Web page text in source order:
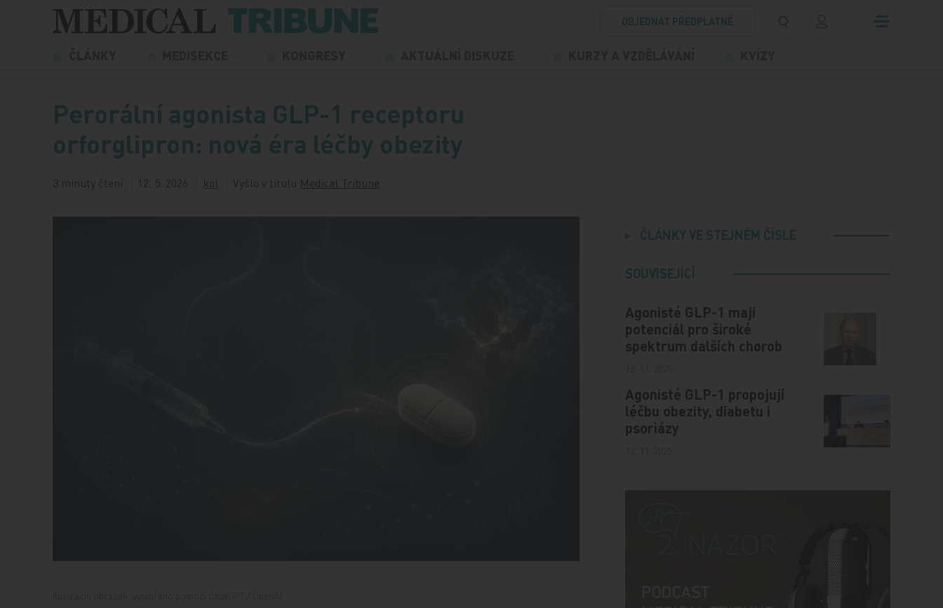
Přeskočit na obsah
OBJEDNAT PŘEDPLATNÉ
Perorální agonista GLP-1 receptoru
orforglipron: nová éra léčby obezity
3 minuty čtení 12. 5. 2026 kol Vyšlo v titulu Medical Tribune
ČLÁNKY VE STEJNÉM ČÍSLE
SOUVISEJÍCÍ
Agonisté GLP-1 mají
potenciál pro široké
spektrum dalších chorob
Agonisté GLP-1 propojují
léčbu obezity, diabetu i
psoriázy